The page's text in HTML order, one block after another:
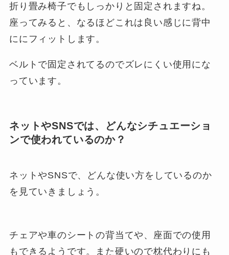
折り畳み椅子でもしっかりと固定されますね。
座ってみると、なるほどこれは良い感じに背中
ににフィットします。
ベルトで固定されてるのでズレにくい使用にな
っています。
ネットやSNSでは、どんなシチュエーショ
ンで使われているのか？
ネットやSNSで、どんな使い方をしているのか
を見ていきましょう。
チェアや車のシートの背当てや、座面での使用
もできるようです。また硬いので枕代わりにも